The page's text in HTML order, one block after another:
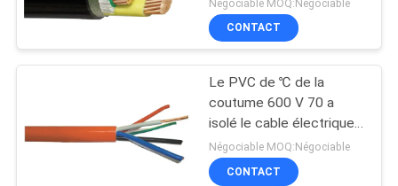
CONFIDENTIALITÉ
Conducteur nu
1kV trois
Négociable MOQ:Négociable
CONTACT
Le PVC de ℃ de la
coutume 600 V 70 a
isolé le cable électrique
2 ans de garantie CVV
CVV-S
Négociable MOQ:Négociable
CONTACT